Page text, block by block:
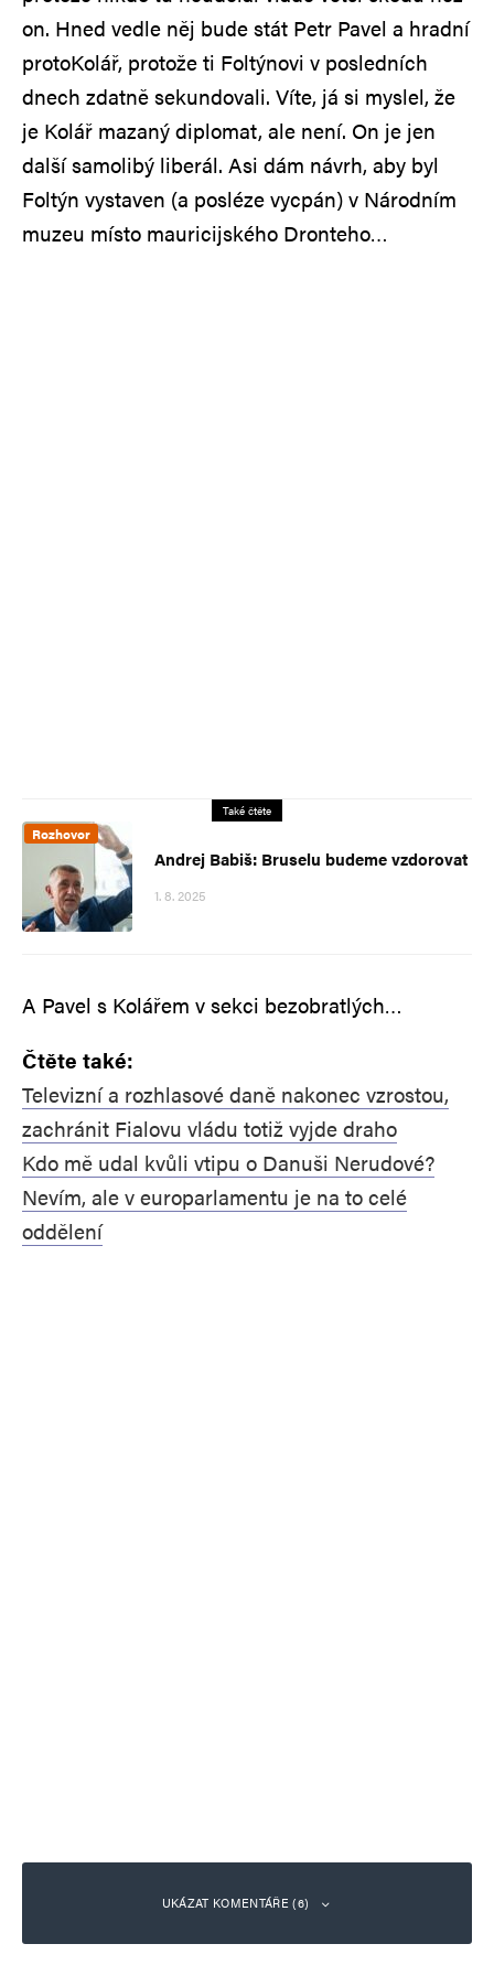
on. Hned vedle něj bude stát Petr Pavel a hradní
protoKolář, protože ti Foltýnovi v posledních
dnech zdatně sekundovali. Víte, já si myslel, že
je Kolář mazaný diplomat, ale není. On je jen
další samolibý liberál. Asi dám návrh, aby byl
Foltýn vystaven (a posléze vycpán) v Národním
muzeu místo mauricijského Dronteho…
Také čtěte
Rozhovor
Andrej Babiš: Bruselu budeme vzdorovat
1. 8. 2025
A Pavel s Kolářem v sekci bezobratlých…
Čtěte také:
Televizní a rozhlasové daně nakonec vzrostou,
zachránit Fialovu vládu totiž vyjde draho
Kdo mě udal kvůli vtipu o Danuši Nerudové?
Nevím, ale v europarlamentu je na to celé
oddělení
UKÁZAT KOMENTÁŘE (6)